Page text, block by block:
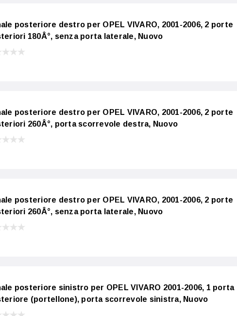
posteriore destro per OPEL VIVARO, 2001-2006, 2 porte
180Â°, senza porta laterale, Nuovo
posteriore destro per OPEL VIVARO, 2001-2006, 2 porte
260Â°, porta scorrevole destra, Nuovo
posteriore destro per OPEL VIVARO, 2001-2006, 2 porte
260Â°, senza porta laterale, Nuovo
posteriore sinistro per OPEL VIVARO 2001-2006, 1 porta
(portellone), porta scorrevole sinistra, Nuovo